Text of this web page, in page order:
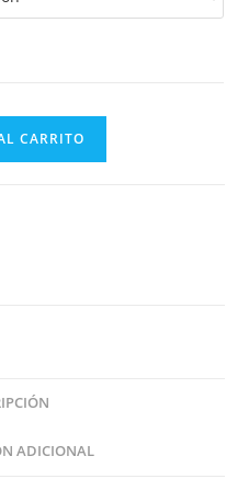
CARRITO
ADICIONAL